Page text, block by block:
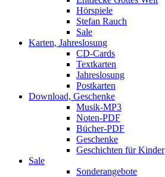
Hörspiele
Stefan Rauch
Sale
Karten, Jahreslosung
CD-Cards
Textkarten
Jahreslosung
Postkarten
Download, Geschenke
Musik-MP3
Noten-PDF
Bücher-PDF
Geschenke
Geschichten für Kinder
Sale
Sonderangebote